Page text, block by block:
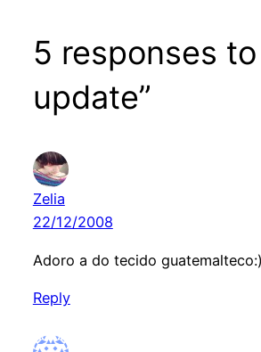
5 responses to
update”
Zelia
22/12/2008
Adoro a do tecido guatemalteco:)
Reply